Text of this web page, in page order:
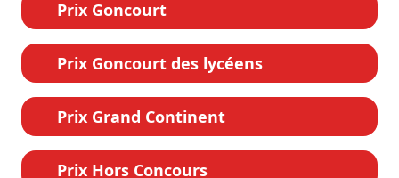
Prix Goncourt
Prix Goncourt des lycéens
Prix Grand Continent
Prix Hors Concours